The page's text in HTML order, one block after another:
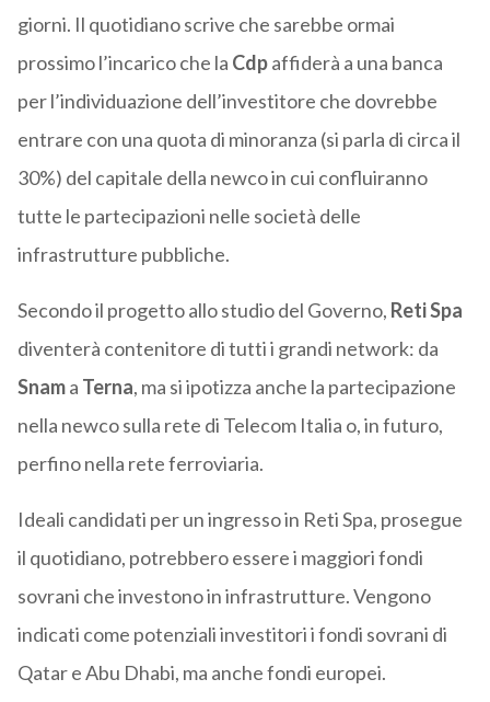
giorni. Il quotidiano scrive che sarebbe ormai
prossimo l’incarico che la Cdpaffiderà a una banca
per l’individuazione dell’investitore che dovrebbe
entrare con una quota di minoranza (si parla di circa il
30%) del capitale della newco in cui confluiranno
tutte le partecipazioni nelle società delle
infrastrutture pubbliche.
Secondo il progetto allo studio del Governo, Reti Spa
diventerà contenitore di tutti i grandi network: da
Snama Terna, ma si ipotizza anche la partecipazione
nella newco sulla rete di Telecom Italia o, in futuro,
perfino nella rete ferroviaria.
Ideali candidati per un ingresso in Reti Spa, prosegue
il quotidiano, potrebbero essere i maggiori fondi
sovrani che investono in infrastrutture. Vengono
indicati come potenziali investitori i fondi sovrani di
Qatar e Abu Dhabi, ma anche fondi europei.